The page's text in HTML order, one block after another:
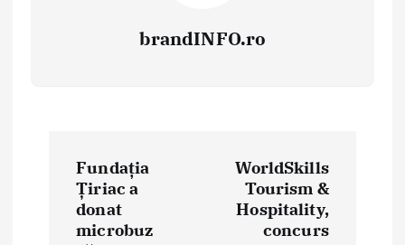
brandINFO.ro
Fundația
Țiriac a
donat
microbuz
WorldSkills
Tourism &
Hospitality,
concurs